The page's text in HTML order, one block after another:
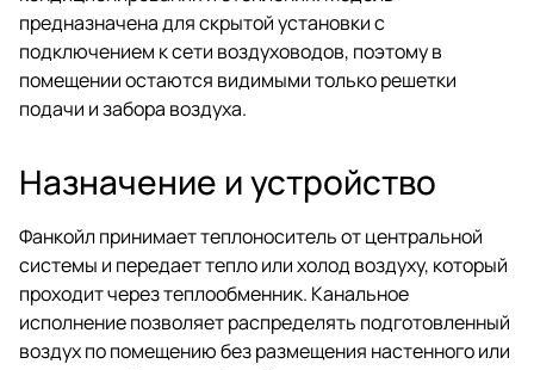
предназначена для скрытой установки с
подключением к сети воздуховодов, поэтому в
помещении остаются видимыми только решетки
подачи и забора воздуха.
Назначение и устройство
Фанкойл принимает теплоноситель от центральной
системы и передает тепло или холод воздуху, который
проходит через теплообменник. Канальное
исполнение позволяет распределять подготовленный
воздух по помещению без размещения настенного или